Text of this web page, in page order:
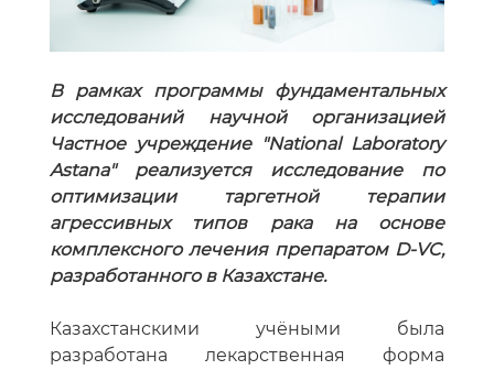
В рамках программы фундаментальных
исследований научной организацией
Частное учреждение "National Laboratory
Astana" реализуется исследование по
оптимизации таргетной терапии
агрессивных типов рака на основе
комплексного лечения препаратом D-VC,
разработанного в Казахстане.
Казахстанскими учёными была
разработана лекарственная форма